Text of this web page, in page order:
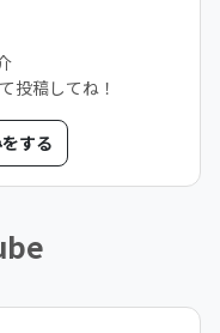
投稿してね！
する